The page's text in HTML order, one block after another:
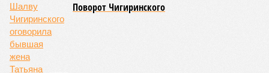
Поворот Чигиринского